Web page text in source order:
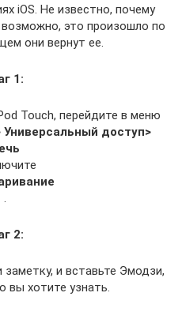
iOS. Не известно, почему
это произошло по
они вернут ее.
1:
Touch, перейдите в меню
доступ>
.
2:
и вставьте Эмодзи,
вы хотите узнать.